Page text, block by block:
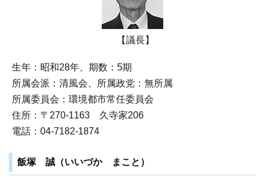
【議長】
生年：昭和28年、期数：5期
所属会派：清風会、所属政党：無所属
所属委員会：環境都市常任委員会
住所：〒270‐1163 久寺家206
電話：04-7182-1874
飯塚 誠（いいづか まこと）